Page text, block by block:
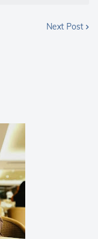
Next Post